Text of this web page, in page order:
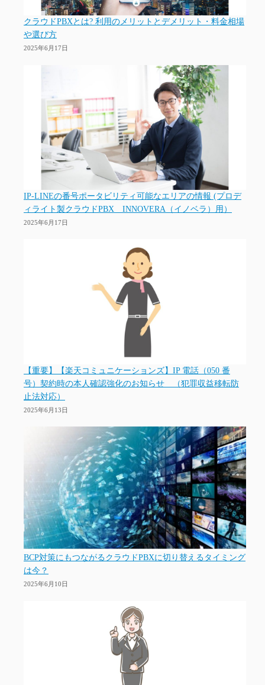
クラウドPBXとは? 利用のメリットとデメリット・料金相場
や選び方
2025年6月17日
IP-LINEの番号ポータビリティ可能なエリアの情報 (プロデ
ィライト製クラウドPBX INNOVERA（イノベラ）用）
2025年6月17日
【重要】【楽天コミュニケーションズ】IP 電話（050 番
号）契約時の本人確認強化のお知らせ （犯罪収益移転防
止法対応）
2025年6月13日
BCP対策にもつながるクラウドPBXに切り替えるタイミング
は今？
2025年6月10日